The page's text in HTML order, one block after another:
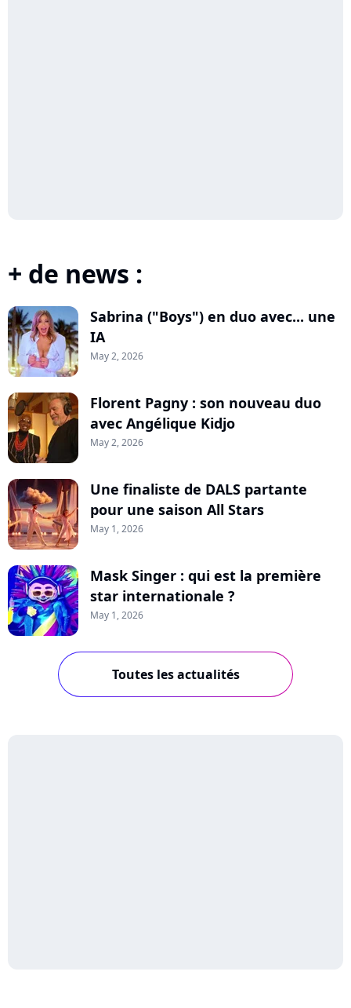
+ de news :
Sabrina ("Boys") en duo avec... une
IA
May 2, 2026
Florent Pagny : son nouveau duo
avec Angélique Kidjo
May 2, 2026
Une finaliste de DALS partante
pour une saison All Stars
May 1, 2026
Mask Singer : qui est la première
star internationale ?
May 1, 2026
Toutes les actualités